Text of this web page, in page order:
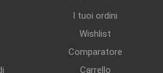
I tuoi ordini
Wishlist
Comparatore
Carrello